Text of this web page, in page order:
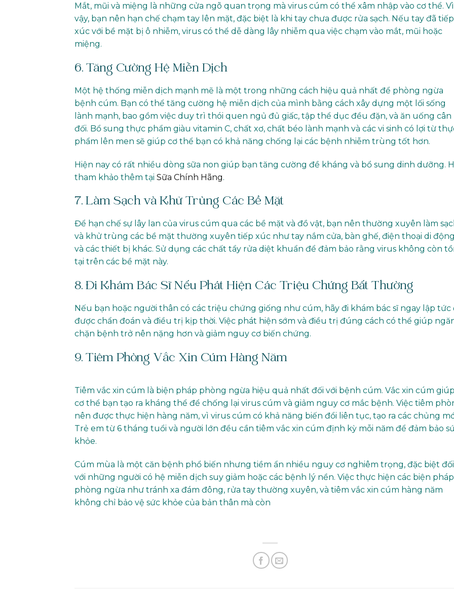
Mắt, mũi và miệng là những cửa ngõ quan trọng mà virus cúm có thể xâm nhập vào cơ thể. Vì
vậy, bạn nên hạn chế chạm tay lên mặt, đặc biệt là khi tay chưa được rửa sạch. Nếu tay đã tiếp
xúc với bề mặt bị ô nhiễm, virus có thể dễ dàng lây nhiễm qua việc chạm vào mắt, mũi hoặc
miệng.
6. Tăng Cường Hệ Miễn Dịch
Một hệ thống miễn dịch mạnh mẽ là một trong những cách hiệu quả nhất để phòng ngừa
bệnh cúm. Bạn có thể tăng cường hệ miễn dịch của mình bằng cách xây dựng một lối sống
lành mạnh, bao gồm việc duy trì thói quen ngủ đủ giấc, tập thể dục đều đặn, và ăn uống cân
đối. Bổ sung thực phẩm giàu vitamin C, chất xơ, chất béo lành mạnh và các vi sinh có lợi từ
phẩm lên men sẽ giúp cơ thể bạn có khả năng chống lại các bệnh nhiễm trùng tốt hơn.
Hiện nay có rất nhiều dòng sữa non giúp bạn tăng cường đề kháng và bổ sung dinh dưỡng.
tham khảo thêm tại Sữa Chính Hãng.
7. Làm Sạch và Khử Trùng Các Bề Mặt
Để hạn chế sự lây lan của virus cúm qua các bề mặt và đồ vật, bạn nên thường xuyên làm
và khử trùng các bề mặt thường xuyên tiếp xúc như tay nắm cửa, bàn ghế, điện thoại di động
và các thiết bị khác. Sử dụng các chất tẩy rửa diệt khuẩn để đảm bảo rằng virus không còn
tại trên các bề mặt này.
8. Đi Khám Bác Sĩ Nếu Phát Hiện Các Triệu Chứng Bất Thường
Nếu bạn hoặc người thân có các triệu chứng giống như cúm, hãy đi khám bác sĩ ngay lập tức
được chẩn đoán và điều trị kịp thời. Việc phát hiện sớm và điều trị đúng cách có thể giúp
chặn bệnh trở nên nặng hơn và giảm nguy cơ biến chứng.
9. Tiêm Phòng Vắc Xin Cúm Hàng Năm
Tiêm vắc xin cúm là biện pháp phòng ngừa hiệu quả nhất đối với bệnh cúm. Vắc xin cúm giúp
cơ thể bạn tạo ra kháng thể để chống lại virus cúm và giảm nguy cơ mắc bệnh. Việc tiêm
nên được thực hiện hàng năm, vì virus cúm có khả năng biến đổi liên tục, tạo ra các chủng
Trẻ em từ 6 tháng tuổi và người lớn đều cần tiêm vắc xin cúm định kỳ mỗi năm để đảm bảo
khỏe.
Cúm mùa là một căn bệnh phổ biến nhưng tiềm ẩn nhiều nguy cơ nghiêm trọng, đặc biệt đối
với những người có hệ miễn dịch suy giảm hoặc các bệnh lý nền. Việc thực hiện các biện pháp
phòng ngừa như tránh xa đám đông, rửa tay thường xuyên, và tiêm vắc xin cúm hàng năm
không chỉ bảo vệ sức khỏe của bản thân mà còn